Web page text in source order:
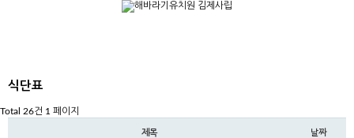
식단표
Total 26건 1 페이지
제목 날짜